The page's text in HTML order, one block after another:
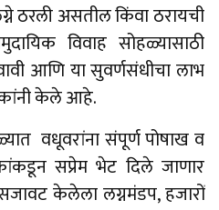
ठरली असतील किंवा ठरायची
विवाह सोहळ्यासाठी
आणि या सुवर्णसंधीचा लाभ
केले आहे.
वधूवरांना संपूर्ण पोषाख व
सप्रेम भेट दिले जाणार
केलेला लग्नमंडप, हजारों